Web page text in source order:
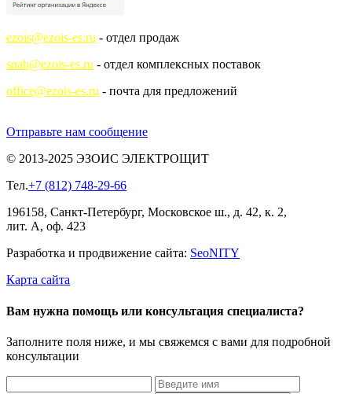
ezois@ezois-es.ru - отдел продаж
snab@ezois-es.ru - отдел комплексных поставок
office@ezois-es.ru - почта для предложений
Отправьте нам сообщение
© 2013-2025 ЭЗОИС ЭЛЕКТРОЩИТ
Тел.+7 (812) 748-29-66
196158, Санкт-Петербург, Московское ш., д. 42, к. 2,
лит. А, оф. 423
Разработка и продвижение сайта: SeoNITY
Карта сайта
Вам нужна помощь или консультация специалиста?
Заполните поля ниже, и мы свяжемся с вами для подробной
консультации